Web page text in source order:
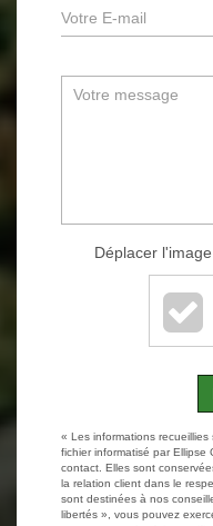
Déplacer
« Les informations
fichier informatisé par Ellipse
contact. Elles sont
la relation client dans le
sont destinées à nos
libertés », vous pouvez